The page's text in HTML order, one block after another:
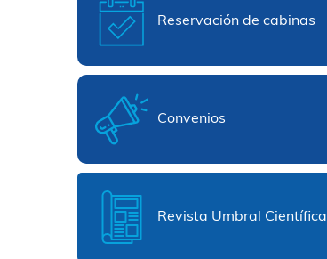
Reservación de cabinas
Convenios
Revista Umbral Científica